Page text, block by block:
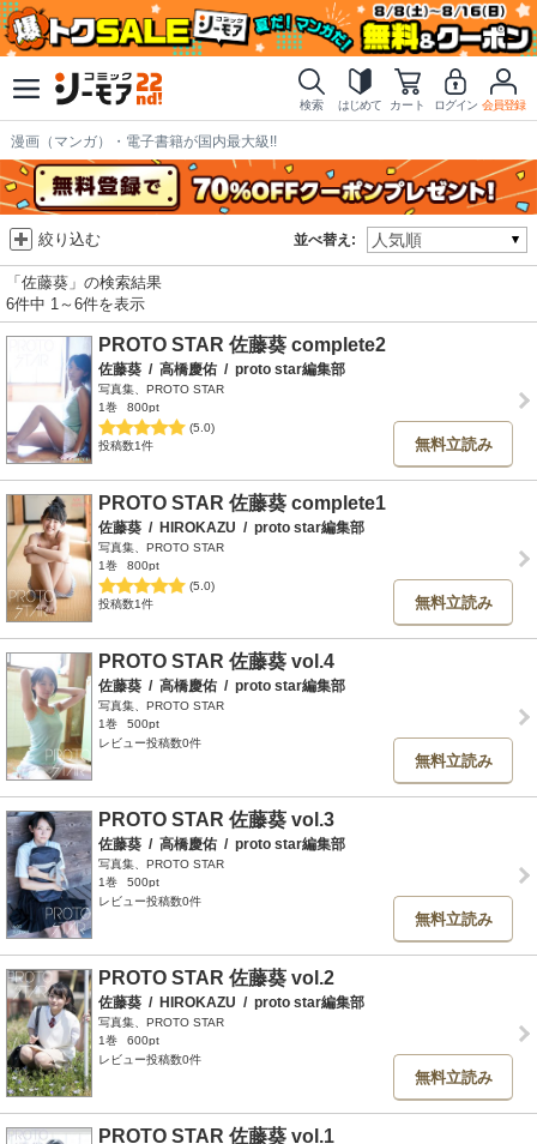
検索 はじめて カート ログイン 会員登録
漫画（マンガ）・電子書籍が国内最大級!!
並べ替え:
絞り込む
「佐藤葵」の検索結果
6件中 1～6件を表示
PROTO STAR 佐藤葵 complete2
佐藤葵 / 高橋慶佑 / proto star編集部
写真集、PROTO STAR
1巻
800pt
(5.0)
投稿数1件
無料立読み
PROTO STAR 佐藤葵 complete1
佐藤葵 / HIROKAZU / proto star編集部
写真集、PROTO STAR
1巻
800pt
(5.0)
投稿数1件
無料立読み
PROTO STAR 佐藤葵 vol.4
佐藤葵 / 高橋慶佑 / proto star編集部
写真集、PROTO STAR
1巻
500pt
レビュー投稿数0件
無料立読み
PROTO STAR 佐藤葵 vol.3
佐藤葵 / 高橋慶佑 / proto star編集部
写真集、PROTO STAR
1巻
500pt
レビュー投稿数0件
無料立読み
PROTO STAR 佐藤葵 vol.2
佐藤葵 / HIROKAZU / proto star編集部
写真集、PROTO STAR
1巻
600pt
レビュー投稿数0件
無料立読み
PROTO STAR 佐藤葵 vol.1